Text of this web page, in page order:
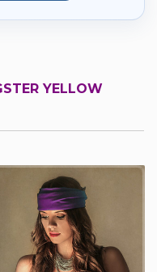
YELLOW